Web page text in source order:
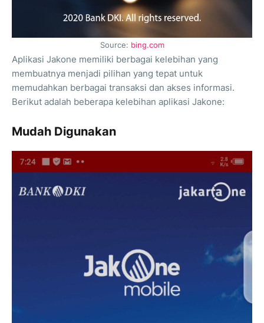
Source: bing.com
Aplikasi Jakone memiliki berbagai kelebihan yang
membuatnya menjadi pilihan yang tepat untuk
memudahkan berbagai transaksi dan akses informasi.
Berikut adalah beberapa kelebihan aplikasi Jakone:
Mudah Digunakan